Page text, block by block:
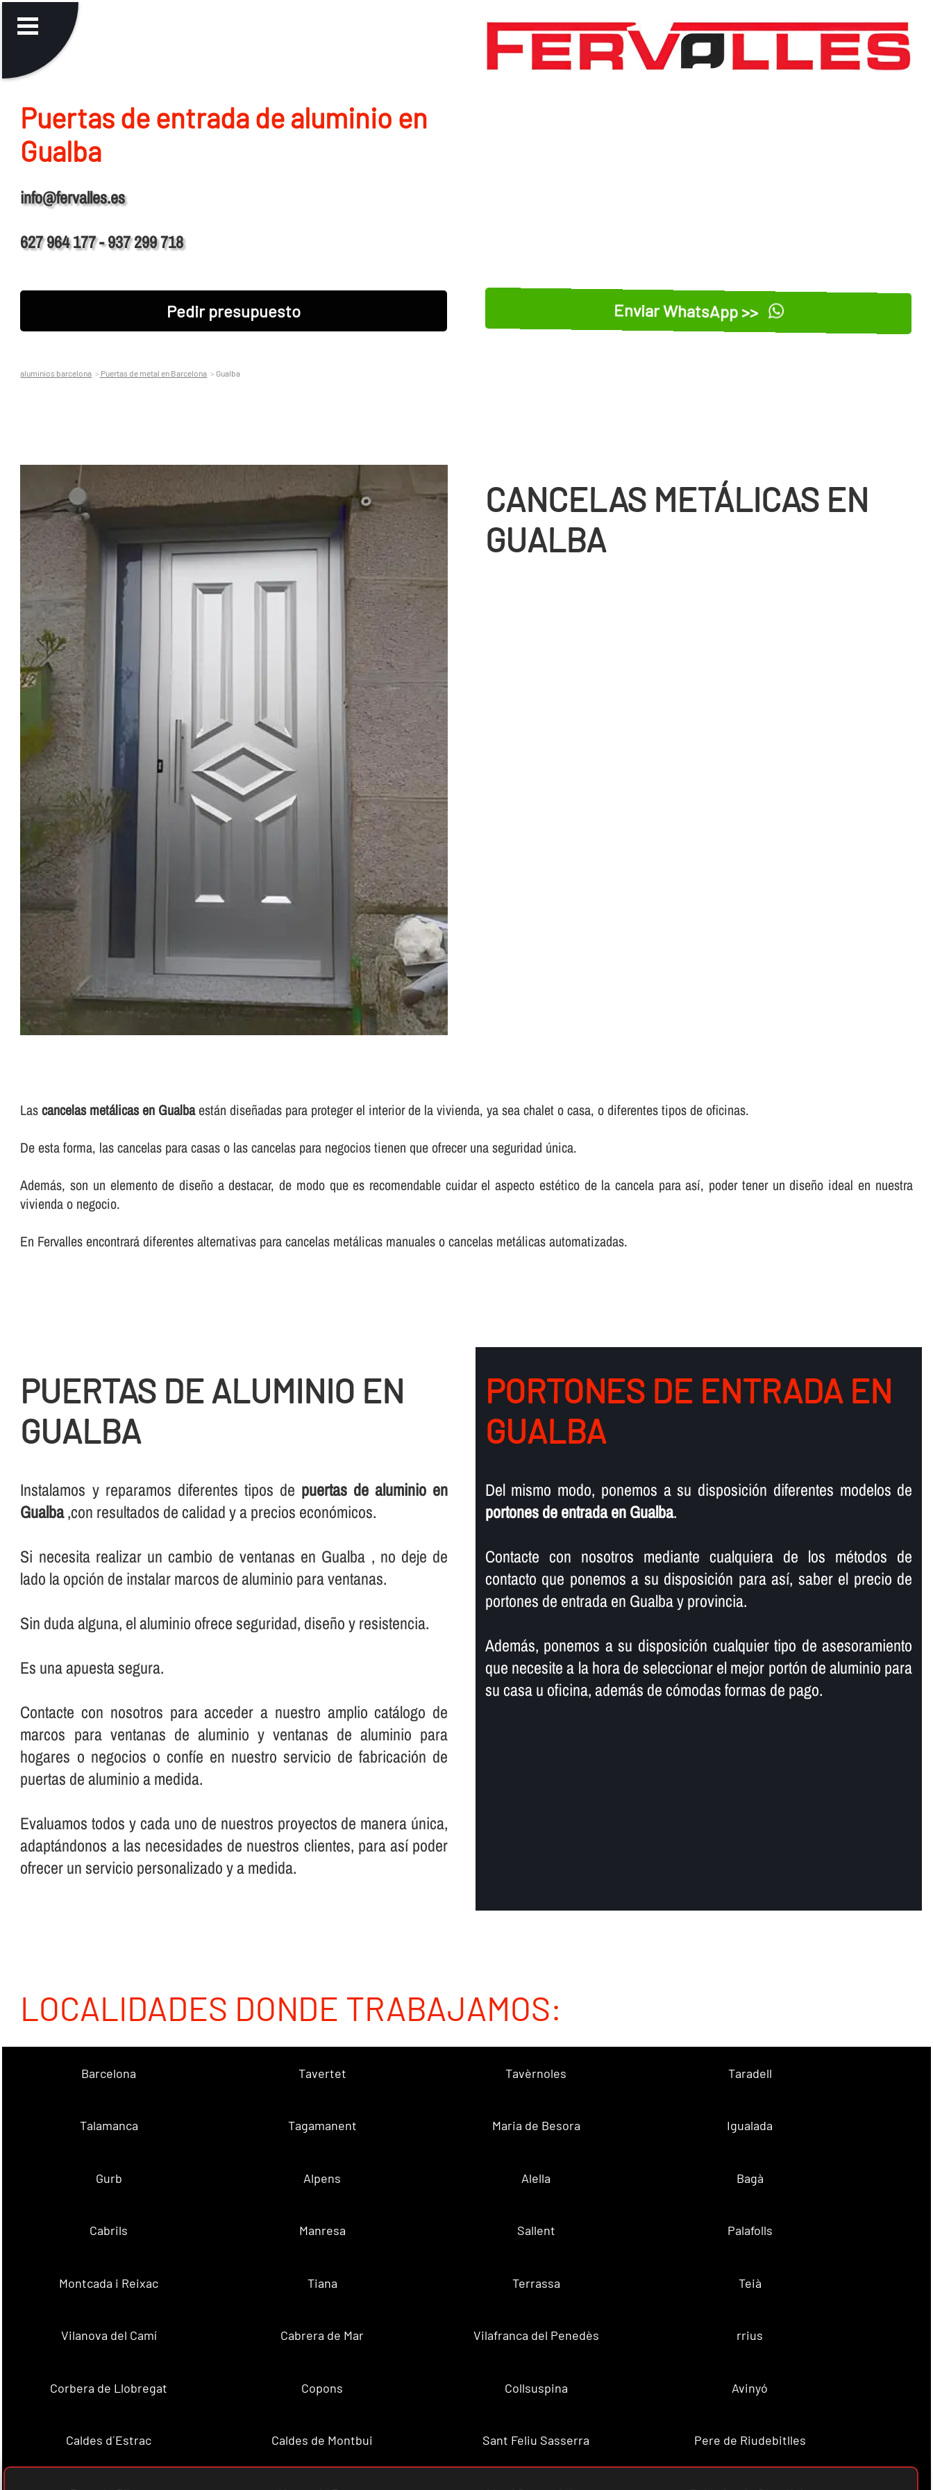
Puertas de entrada de aluminio en
Gualba
info@fervalles.es
627 964 177 - 937 299 718
Pedir presupuesto Enviar WhatsApp >>
aluminios barcelona Puertas de metal en Barcelona Gualba
CANCELAS METÁLICAS EN
GUALBA
Lascancelas metálicas en Gualbaestán diseñadas para proteger el interior de la vivienda, ya sea chalet o casa, o diferentes tipos de oficinas.
De esta forma, las cancelas para casas o las cancelas para negocios tienen que ofrecer una seguridad única.
Además, son un elemento de diseño a destacar, de modo que es recomendable cuidar el aspecto estético de la cancela para así­, poder tener un diseño ideal en nuestra
vivienda o negocio.
En Fervalles encontrará diferentes alternativas para cancelas metálicas manuales o cancelas metálicas automatizadas.
PUERTAS DE ALUMINIO EN
GUALBA
Instalamos y reparamos diferentes tipos de puertas de aluminio en
Gualba,con resultados de calidad y a precios económicos.
Si necesita realizar un cambio de ventanas en Gualba , no deje de
lado la opción de instalar marcos de aluminio para ventanas.
Sin duda alguna, el aluminio ofrece seguridad, diseño y resistencia.
Es una apuesta segura.
Contacte con nosotros para acceder a nuestro amplio catálogo de
marcos para ventanas de aluminio y ventanas de aluminio para
hogares o negocios o confí­e en nuestro servicio de fabricación de
puertas de aluminio a medida.
Evaluamos todos y cada uno de nuestros proyectos de manera única,
adaptándonos a las necesidades de nuestros clientes, para así­ poder
ofrecer un servicio personalizado y a medida.
PORTONES DE ENTRADA EN
GUALBA
Del mismo modo, ponemos a su disposición diferentes modelos de
portones de entrada en Gualba.
Contacte con nosotros mediante cualquiera de los métodos de
contacto que ponemos a su disposición para así­, saber el precio de
portones de entrada en Gualba y provincia.
Además, ponemos a su disposición cualquier tipo de asesoramiento
que necesite a la hora de seleccionar el mejor portón de aluminio para
su casa u oficina, además de cómodas formas de pago.
LOCALIDADES DONDE TRABAJAMOS:
Barcelona Tavertet Tavèrnoles Taradell
Talamanca Tagamanent Maria de Besora Igualada
Gurb Alpens Alella Bagà
Cabrils Manresa Sallent Palafolls
Montcada i Reixac Tiana Terrassa Teià
Vilanova del Camí Cabrera de Mar Vilafranca del Penedès rrius
Corbera de Llobregat Copons Collsuspina Avinyó
Caldes d´Estrac Caldes de Montbui Sant Feliu Sasserra Pere de Riudebitlles